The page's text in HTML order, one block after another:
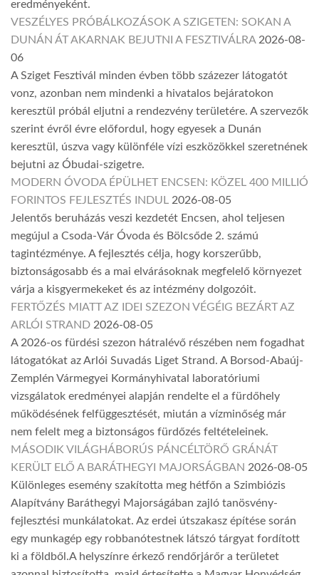
eredményeként.
VESZÉLYES PRÓBÁLKOZÁSOK A SZIGETEN: SOKAN A
DUNÁN ÁT AKARNAK BEJUTNI A FESZTIVÁLRA 2026-08-
06
A Sziget Fesztivál minden évben több százezer látogatót
vonz, azonban nem mindenki a hivatalos bejáratokon
keresztül próbál eljutni a rendezvény területére. A szervezők
szerint évről évre előfordul, hogy egyesek a Dunán
keresztül, úszva vagy különféle vízi eszközökkel szeretnének
bejutni az Óbudai-szigetre.
MODERN ÓVODA ÉPÜLHET ENCSEN: KÖZEL 400 MILLIÓ
FORINTOS FEJLESZTÉS INDUL 2026-08-05
Jelentős beruházás veszi kezdetét Encsen, ahol teljesen
megújul a Csoda-Vár Óvoda és Bölcsőde 2. számú
tagintézménye. A fejlesztés célja, hogy korszerűbb,
biztonságosabb és a mai elvárásoknak megfelelő környezet
várja a kisgyermekeket és az intézmény dolgozóit.
FERTŐZÉS MIATT AZ IDEI SZEZON VÉGÉIG BEZÁRT AZ
ARLÓI STRAND 2026-08-05
A 2026-os fürdési szezon hátralévő részében nem fogadhat
látogatókat az Arlói Suvadás Liget Strand. A Borsod-Abaúj-
Zemplén Vármegyei Kormányhivatal laboratóriumi
vizsgálatok eredményei alapján rendelte el a fürdőhely
működésének felfüggesztését, miután a vízminőség már
nem felelt meg a biztonságos fürdőzés feltételeinek.
MÁSODIK VILÁGHÁBORÚS PÁNCÉLTÖRŐ GRÁNÁT
KERÜLT ELŐ A BARÁTHEGYI MAJORSÁGBAN 2026-08-05
Különleges esemény szakította meg hétfőn a Szimbiózis
Alapítvány Baráthegyi Majorságában zajló tanösvény-
fejlesztési munkálatokat. Az erdei útszakasz építése során
egy munkagép egy robbanótestnek látszó tárgyat fordított
ki a földből.A helyszínre érkező rendőrjárőr a területet